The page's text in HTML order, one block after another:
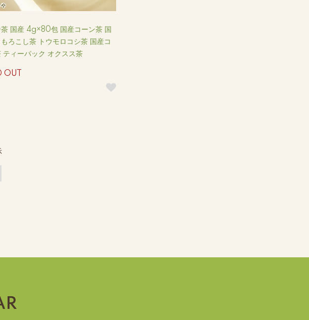
茶 国産 4g×80包 国産コーン茶 国
ろこし茶 トウモロコシ茶 国産コ
ティーパック オクスス茶
OUT